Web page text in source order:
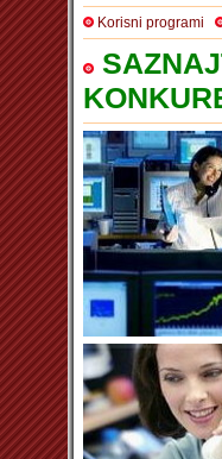
Korisni programi